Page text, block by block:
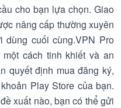
cho bạn lựa chọn. Giao
nâng cấp thường xuyên
dùng cuối cùng.VPN Pro
cách tinh khiết và an
quyết định mua đăng ký,
Play Store của bạn.
xuất nào, bạn có thể gửi